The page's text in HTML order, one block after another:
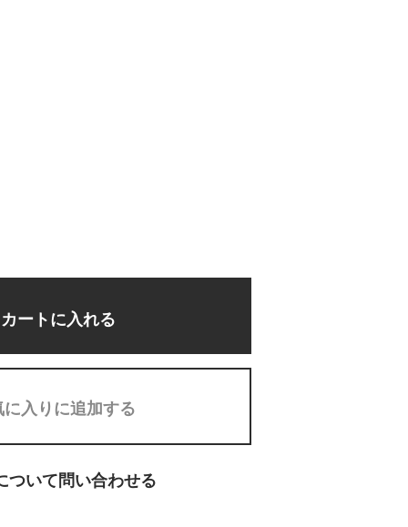
カートに入れる
入りに追加する
ついて問い合わせる